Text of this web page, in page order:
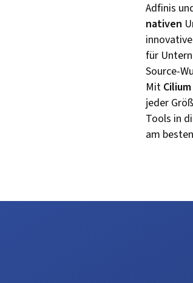
Adfinis
nativen
für
Source-
Mit
jeder
Tools in
am